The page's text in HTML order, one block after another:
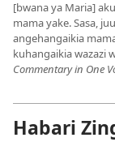
[bwana ya Maria]
mama yake. Sasa,
angehangaikia
kuhangaikia wazazi
Commentary in One
Habari